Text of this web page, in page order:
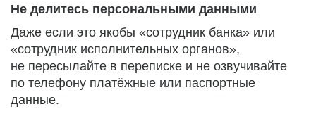
Не делитесь персональными данными
Даже если это якобы «сотрудник банка» или
«сотрудник исполнительных органов»,
не пересылайте в переписке и не озвучивайте
по телефону платёжные или паспортные
данные.